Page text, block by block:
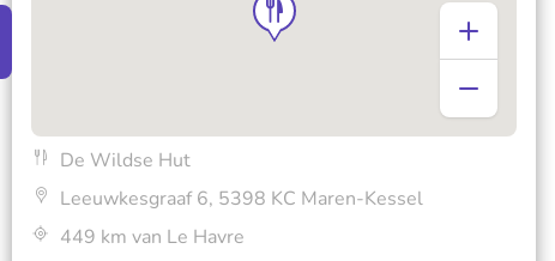
De Wildse Hut
Leeuwkesgraaf 6, 5398 KC Maren-Kessel
449 km van Le Havre